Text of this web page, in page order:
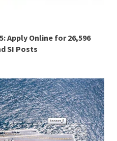
Apply Online for 26,596
SI Posts